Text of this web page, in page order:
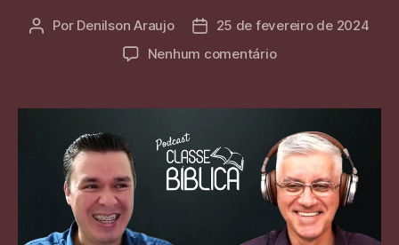
Autor
Por Denilson Araujo
Data25 de fevereiro de 2024
Nenhum comentárioem
Tempo
com
Deus